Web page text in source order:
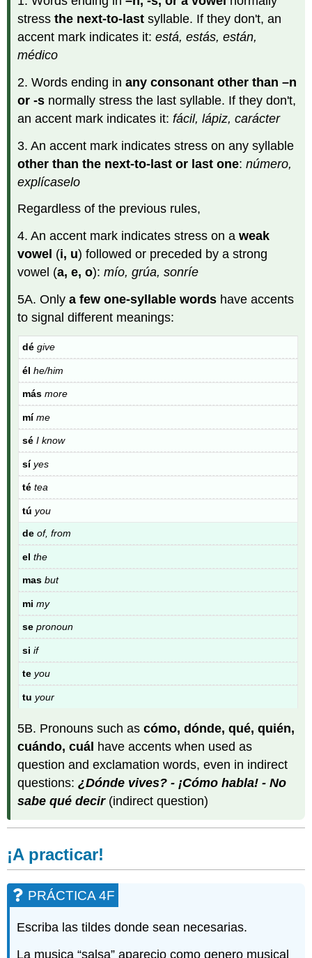
stress the next-to-last syllable. If they don't, an
accent mark indicates it:está, estás, están,
médico
2. Words ending inany consonant other than –n
or -s normally stress the last syllable. If they don't,
an accent mark indicates it: fácil, lápiz, carácter
3. An accent mark indicates stress on any syllable
other than the next-to-last or last one: número,
explícaselo
Regardless of the previous rules,
4. An accent mark indicates stress on aweak
vowel (i, u) followed or preceded by a strong
vowel (a, e, o):mío, grúa, sonríe
5A. Onlya few one-syllable words have accents
to signal different meanings:
dé give
él he/him
más more
mí me
sé I know
sí yes
té tea
tú you
de of, from
el the
mas but
mi my
se pronoun
si if
te you
tu your
5B. Pronouns such ascómo, dónde, qué, quién,
cuándo, cuál have accents when used as
question and exclamation words, even in indirect
questions:¿Dónde vives? - ¡Cómo habla! - No
sabe qué decir(indirect question)
¡A practicar!
PRÁCTICA 4F
Escriba las tildes donde sean necesarias.
La musica “salsa” aparecio como genero musical